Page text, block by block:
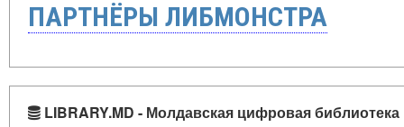
ПАРТНЁРЫ ЛИБМОНСТРА
LIBRARY.MD - Молдавская цифровая библиотека